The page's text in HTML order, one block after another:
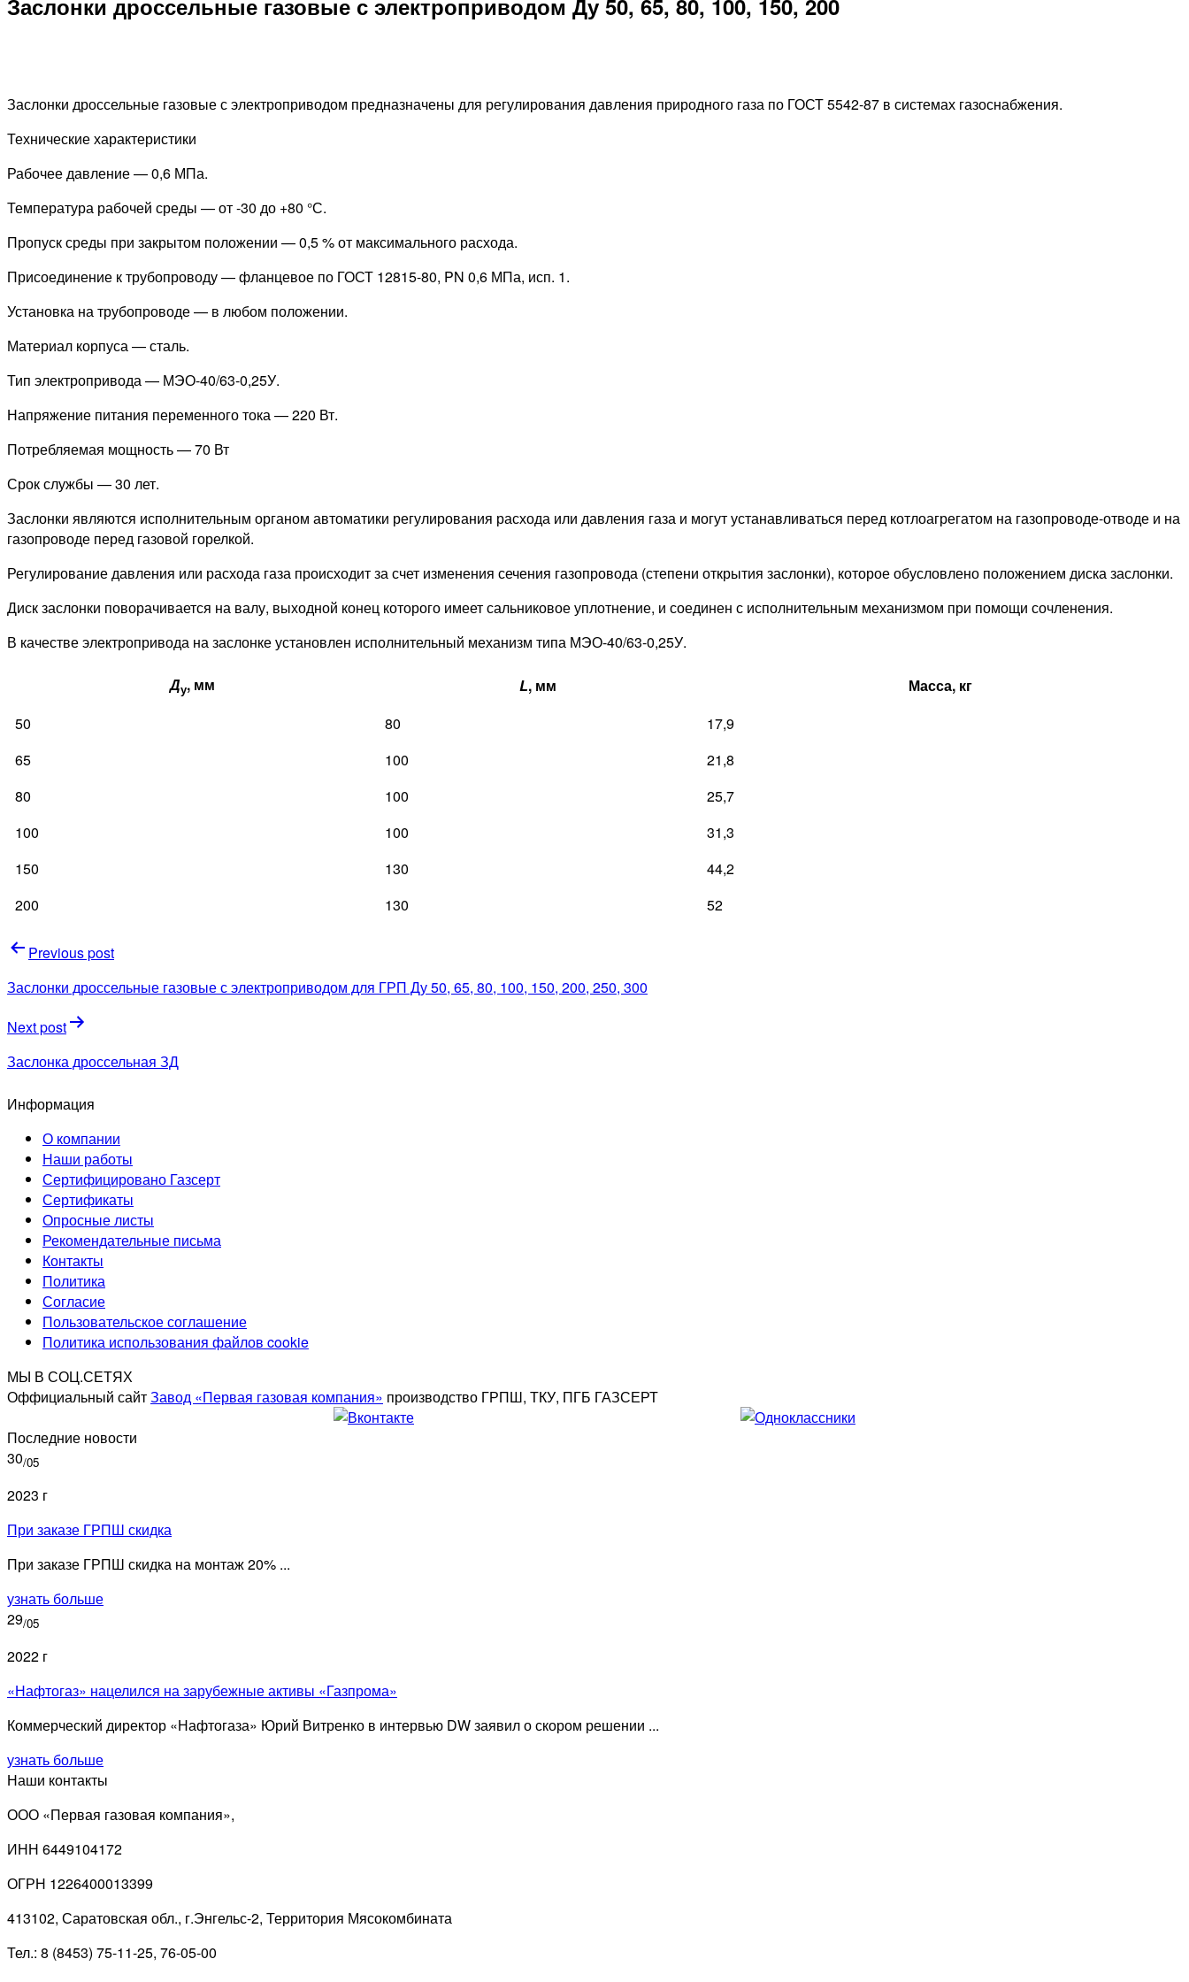
Заслонки дроссельные газовые с электроприводом Ду 50, 65, 80, 100, 150, 200
Заслонки дроссельные газовые с электроприводом предназначены для регулирования давления природного газа по ГОСТ 5542-87 в системах газоснабжения.
Технические характеристики
Рабочее давление — 0,6 МПа.
Температура рабочей среды — от -30 до +80 °С.
Пропуск среды при закрытом положении — 0,5 % от максимального расхода.
Присоединение к трубопроводу — фланцевое по ГОСТ 12815-80, PN 0,6 МПа, исп. 1.
Установка на трубопроводе — в любом положении.
Материал корпуса — сталь.
Тип электропривода — МЭО-40/63-0,25У.
Напряжение питания переменного тока — 220 Вт.
Потребляемая мощность — 70 Вт
Срок службы — 30 лет.
Заслонки являются исполнительным органом автоматики регулирования расхода или давления газа и могут устанавливаться перед котлоагрегатом на газопроводе-отводе и на
газопроводе перед газовой горелкой.
Регулирование давления или расхода газа происходит за счет изменения сечения газопровода (степени открытия заслонки), которое обусловлено положением диска заслонки.
Диск заслонки поворачивается на валу, выходной конец которого имеет сальниковое уплотнение, и соединен с исполнительным механизмом при помощи сочленения.
В качестве электропривода на заслонке установлен исполнительный механизм типа МЭО-40/63-0,25У.
Ду, мм L, мм
Масса, кг
50
80
17,9
65
100
21,8
80
100
25,7
100
100
31,3
150
130
44,2
200
130 52
Навигация
по
записям
Previous post
Заслонки дроссельные газовые с электроприводом для ГРП Ду 50, 65, 80, 100, 150, 200, 250, 300
Next post
Заслонка дроссельная ЗД
Информация
О компании
Наши работы
Сертифицировано Газсерт
Сертификаты
Опросные листы
Рекомендательные письма
Контакты
Политика
Согласие
Пользовательское соглашение
Политика использования файлов cookie
МЫ В СОЦ.СЕТЯХ
Оффициальный сайтЗавод «Первая газовая компания» производство ГРПШ, ТКУ, ПГБ ГАЗСЕРТ
Последние новости
30/05
2023 г
При заказе ГРПШ скидка
При заказе ГРПШ скидка на монтаж 20% ...
узнать больше
29/05
2022 г
«Нафтогаз» нацелился на зарубежные активы «Газпрома»
Коммерческий директор «Нафтогаза» Юрий Витренко в интервью DW заявил о скором решении ...
узнать больше
Наши контакты
ООО «Первая газовая компания»,
ИНН 6449104172
ОГРН 1226400013399
413102, Саратовская обл., г.Энгельс-2, Территория Мясокомбината
Тел.: 8 (8453) 75-11-25, 76-05-00